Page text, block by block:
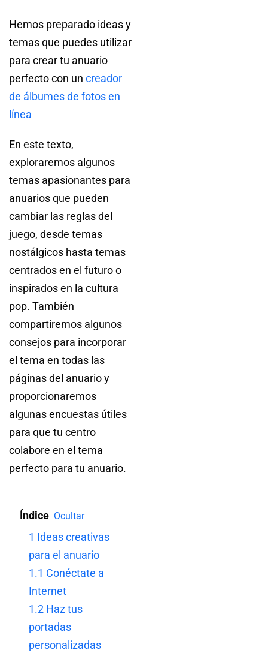
Hemos preparado ideas y
temas que puedes utilizar
para crear tu anuario
perfecto con un creador
de álbumes de fotos en
línea
En este texto,
exploraremos algunos
temas apasionantes para
anuarios que pueden
cambiar las reglas del
juego, desde temas
nostálgicos hasta temas
centrados en el futuro o
inspirados en la cultura
pop. También
compartiremos algunos
consejos para incorporar
el tema en todas las
páginas del anuario y
proporcionaremos
algunas encuestas útiles
para que tu centro
colabore en el tema
perfecto para tu anuario.
Índice Ocultar
1 Ideas creativas
para el anuario
1.1 Conéctate a
Internet
1.2 Haz tus
portadas
personalizadas